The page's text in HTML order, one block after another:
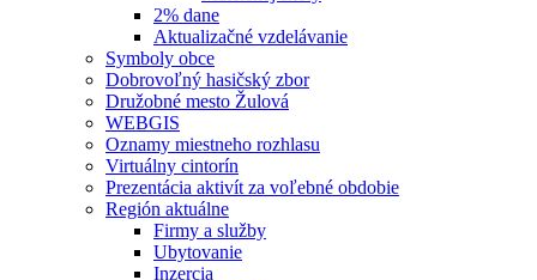
2% dane
Aktualizačné vzdelávanie
Symboly obce
Dobrovoľný hasičský zbor
Družobné mesto Žulová
WEBGIS
Oznamy miestneho rozhlasu
Virtuálny cintorín
Prezentácia aktivít za voľebné obdobie
Región aktuálne
Firmy a služby
Ubytovanie
Inzercia